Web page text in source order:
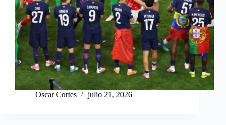
Oscar Cortes julio 21, 2026